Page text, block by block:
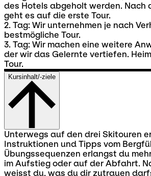
des Hotels abgeholt werden. Nach
geht es auf die erste Tour.
2. Tag: Wir unternehmen je nach
bestmögliche Tour.
3. Tag: Wir machen eine weitere
der wir das Gelernte vertiefen.
Tour.
Kursinhalt/-ziele
Unterwegs auf den drei Skitouren
Instruktionen und Tipps vom
Übungssequenzen erlangst du
im Aufstieg oder auf der Abfahrt.
weisst du, was du dir zutrauen